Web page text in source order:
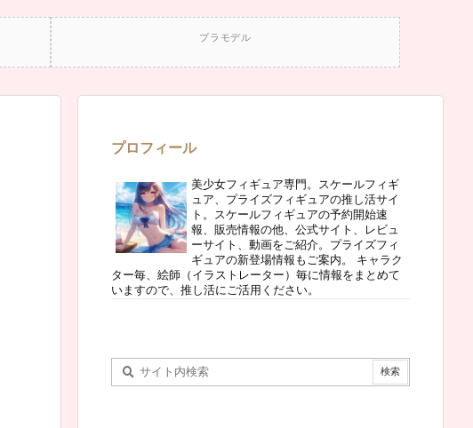
プラモデル
プロフィール
美少女フィギュア専門。スケールフィギ
ュア、プライズフィギュアの推し活サイ
ト。スケールフィギュアの予約開始速
報、販売情報の他、公式サイト、レビュ
ーサイト、動画をご紹介。プライズフィ
ギュアの新登場情報もご案内。 キャラク
ター毎、絵師（イラストレーター）毎に情報をまとめて
いますので、推し活にご活用ください。